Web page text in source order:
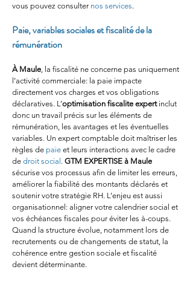
vous pouvez consulter nos services.
Paie, variables sociales et fiscalité de la
rémunération
À Maule, la fiscalité ne concerne pas uniquement
l’activité commerciale: la paie impacte
directement vos charges et vos obligations
déclaratives. L’optimisation fiscalite expert inclut
donc un travail précis sur les éléments de
rémunération, les avantages et les éventuelles
variables. Un expert comptable doit maîtriser les
règles de paie et leurs interactions avec le cadre
de droit social . GTM EXPERTISE à Maule
sécurise vos processus afin de limiter les erreurs,
améliorer la fiabilité des montants déclarés et
soutenir votre stratégie RH. L’enjeu est aussi
organisationnel: aligner votre calendrier social et
vos échéances fiscales pour éviter les à-coups.
Quand la structure évolue, notamment lors de
recrutements ou de changements de statut, la
cohérence entre gestion sociale et fiscalité
devient déterminante.